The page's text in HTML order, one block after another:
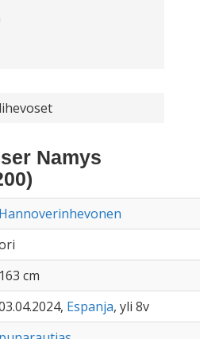
Namys
Hannoverinhevonen
163 cm
Espanja, yli 8v